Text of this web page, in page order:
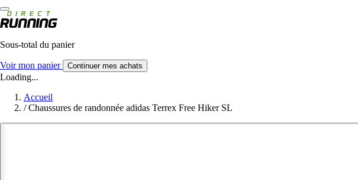
Sous-total du panier
Voir mon panier Continuer mes achats
Loading...
Accueil
/ Chaussures de randonnée adidas Terrex Free Hiker SL